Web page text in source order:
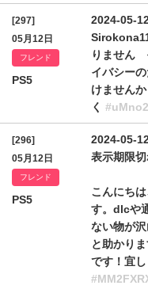
[297]
05月12日
フレンド
PS5
2024-05-
りません
イバシー
けません
く
[296]
05月12日
フレンド
PS5
2024-05-
表示期限
こんにち
す。dlcや
ない物が
と助かり
です！宜し